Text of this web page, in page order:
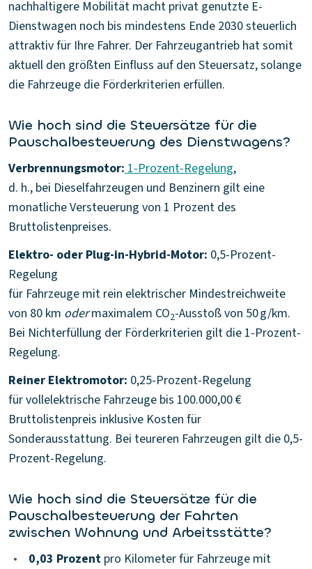
nachhaltigere Mobilität macht privat genutzte E-
Dienstwagen noch bis mindestens Ende 2030 steuerlich
attraktiv für Ihre Fahrer. Der Fahrzeugantrieb hat somit
aktuell den größten Einfluss auf den Steuersatz, solange
die Fahrzeuge die Förderkriterien erfüllen.
Wie hoch sind die Steuersätze für die
Pauschalbesteuerung des Dienstwagens?
Verbrennungsmotor:1-Prozent-Regelung,
d. h., bei Dieselfahrzeugen und Benzinern gilt eine
monatliche Versteuerung von 1 Prozent des
Bruttolistenpreises.
Elektro- oder Plug-in-Hybrid-Motor: 0,5-Prozent-
Regelung
für Fahrzeuge mit rein elektrischer Mindestreichweite
von 80 km odermaximalem CO2-Ausstoß von 50 g/km.
Bei Nichterfüllung der Förderkriterien gilt die 1-Prozent-
Regelung.
Reiner Elektromotor: 0,25-Prozent-Regelung
für vollelektrische Fahrzeuge bis 100.000,00 €
Bruttolistenpreis inklusive Kosten für
Sonderausstattung. Bei teureren Fahrzeugen gilt die 0,5-
Prozent-Regelung.
Wie hoch sind die Steuersätze für die
Pauschalbesteuerung der Fahrten
zwischen Wohnung und Arbeitsstätte?
• 0,03 Prozent pro Kilometer für Fahrzeuge mit